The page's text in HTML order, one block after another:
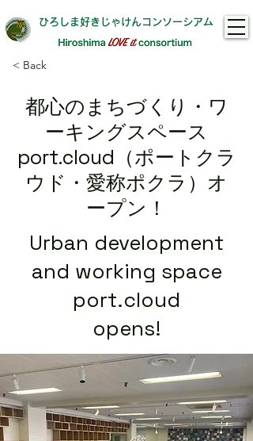
ひろしま好きじゃけんコンソーシアム
< Back
都心のまちづくり・ワ
ーキングスペース
port.cloud（ポートクラ
ウド・愛称ポクラ）オ
ープン！
Urban development
and working space
port.cloud
opens!